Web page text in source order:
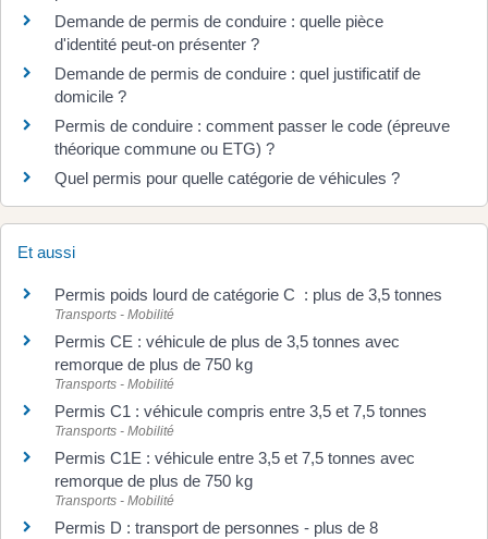
Demande de permis de conduire : quelle pièce
d'identité peut-on présenter ?
Demande de permis de conduire : quel justificatif de
domicile ?
Permis de conduire : comment passer le code (épreuve
théorique commune ou ETG) ?
Quel permis pour quelle catégorie de véhicules ?
Et aussi
Permis poids lourd de catégorie C : plus de 3,5 tonnes
Transports - Mobilité
Permis CE : véhicule de plus de 3,5 tonnes avec
remorque de plus de 750 kg
Transports - Mobilité
Permis C1 : véhicule compris entre 3,5 et 7,5 tonnes
Transports - Mobilité
Permis C1E : véhicule entre 3,5 et 7,5 tonnes avec
remorque de plus de 750 kg
Transports - Mobilité
Permis D : transport de personnes - plus de 8